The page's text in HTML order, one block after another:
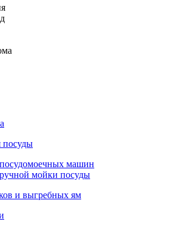
посуды
машин
мойки посуды
и выгребных ям